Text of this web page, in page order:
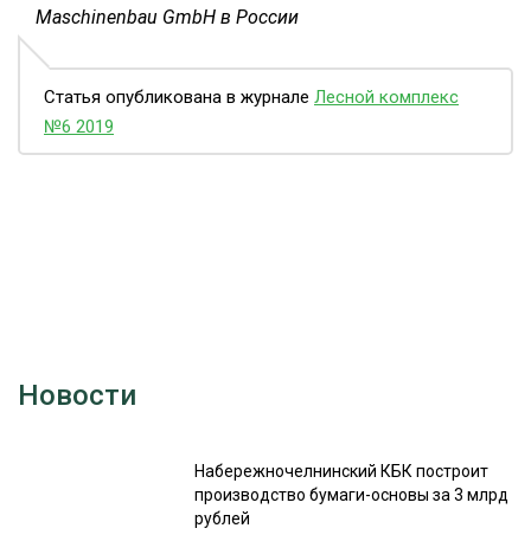
Maschinenbau GmbH в России
Статья опубликована в журнале Лесной комплекс
№6 2019
Новости
Набережночелнинский КБК построит
производство бумаги-основы за 3 млрд
рублей